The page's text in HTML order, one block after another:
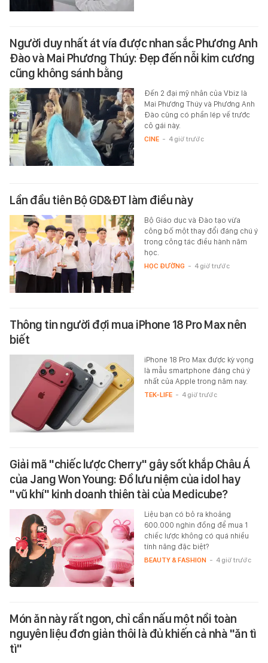
Người duy nhất át vía được nhan sắc Phương Anh
Đào và Mai Phương Thúy: Đẹp đến nỗi kim cương
cũng không sánh bằng
Đến 2 đại mỹ nhân của Vbiz là
Mai Phương Thúy và Phương Anh
Đào cũng có phần lép vế trước
cô gái này.
CINE - 4 giờ trước
Lần đầu tiên Bộ GD&ĐT làm điều này
Bộ Giáo dục và Đào tạo vừa
công bố một thay đổi đáng chú ý
trong công tác điều hành năm
học.
HỌC ĐƯỜNG - 4 giờ trước
Thông tin người đợi mua iPhone 18 Pro Max nên
biết
iPhone 18 Pro Max được kỳ vọng
là mẫu smartphone đáng chú ý
nhất của Apple trong năm nay.
TEK-LIFE - 4 giờ trước
Giải mã "chiếc lược Cherry" gây sốt khắp Châu Á
của Jang Won Young: Đồ lưu niệm của idol hay
"vũ khí" kinh doanh thiên tài của Medicube?
Liệu bạn có bỏ ra khoảng
600.000 nghìn đồng để mua 1
chiếc lược không có quá nhiều
tính năng đặc biệt?
BEAUTY & FASHION - 4 giờ trước
Món ăn này rất ngon, chỉ cần nấu một nồi toàn
nguyên liệu đơn giản thôi là đủ khiến cả nhà "ăn tì
tì"